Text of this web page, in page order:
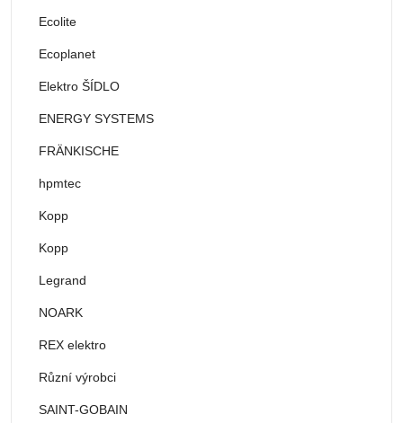
Ecolite
Ecoplanet
Elektro ŠÍDLO
ENERGY SYSTEMS
FRÄNKISCHE
hpmtec
Kopp
Kopp
Legrand
NOARK
REX elektro
Různí výrobci
SAINT-GOBAIN